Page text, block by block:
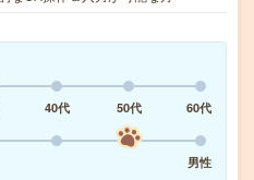
40代 50代
60代
男性